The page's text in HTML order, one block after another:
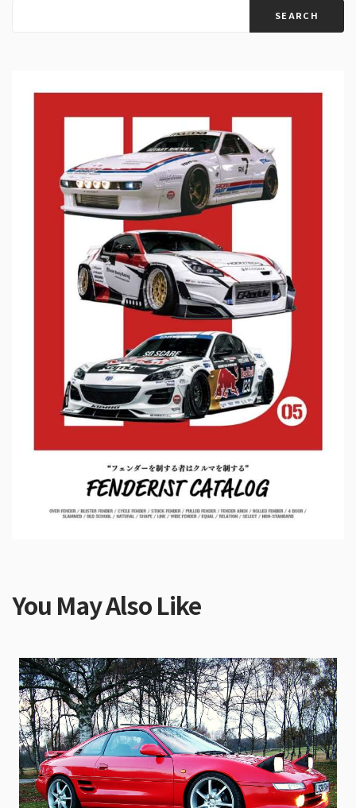
SEARCH
You May Also Like